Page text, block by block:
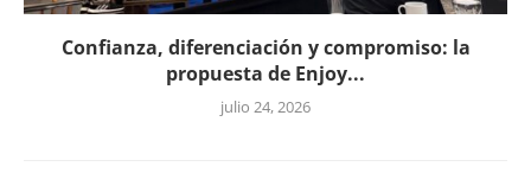
Confianza, diferenciación y compromiso: la
propuesta de Enjoy...
julio 24, 2026